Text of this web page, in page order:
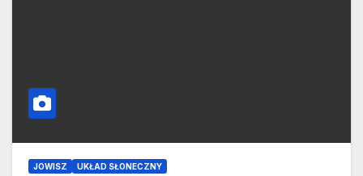
JOWISZ UKŁAD SŁONECZNY